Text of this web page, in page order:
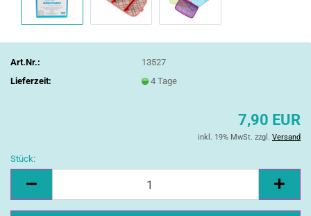
Art.Nr.:
13527
Lieferzeit:
4 Tage
7,90 EUR
inkl. 19% MwSt. zzgl. Versand
Stück: